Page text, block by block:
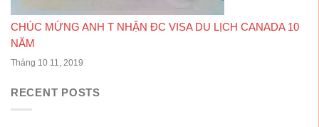
CHÚC MỪNG ANH T NHẬN ĐC VISA DU LỊCH CANADA 10
NĂM
Tháng 10 11, 2019
RECENT POSTS